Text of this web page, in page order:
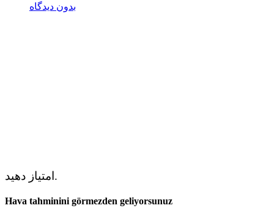
بدون دیدگاه
امتیاز دهید.
Hava tahminini görmezden geliyorsunuz